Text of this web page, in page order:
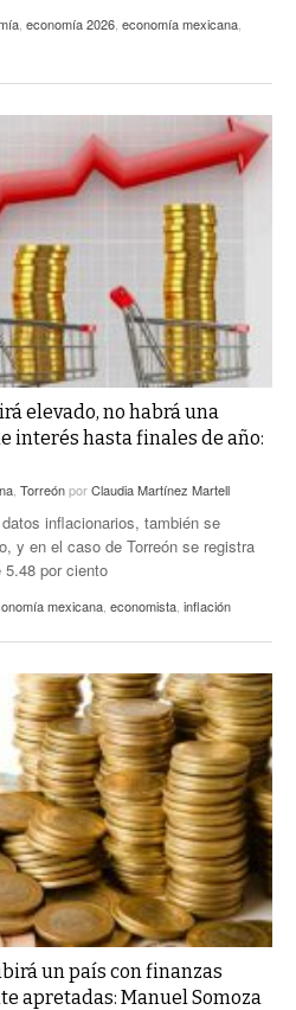
economía 2026 economía mexicana
elevado, no habrá una
interés hasta finales de año:
TorreónporClaudia Martínez Martell
inflacionarios, también se
y en el caso de Torreón se registra
por ciento
mexicana economista inflación
un país con finanzas
apretadas: Manuel Somoza